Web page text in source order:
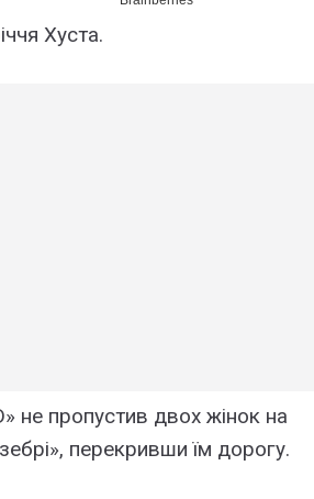
Хуста.
не пропустив двох жінок на
перекривши їм дорогу.